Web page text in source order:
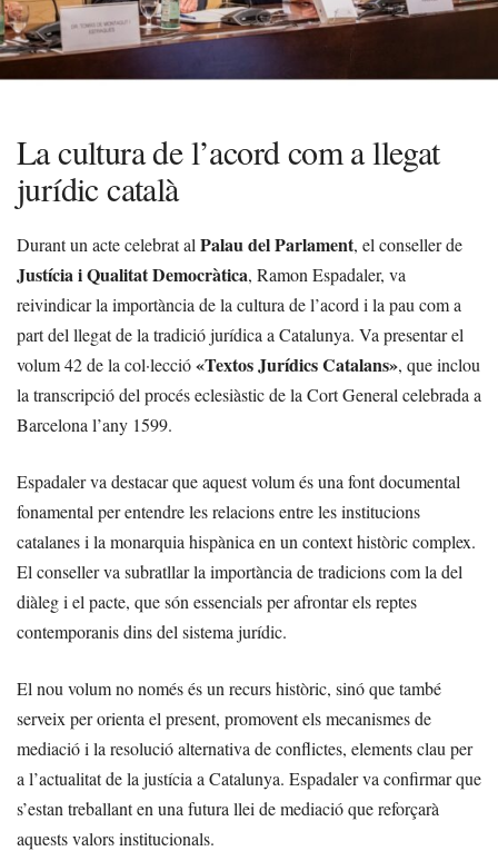
La cultura de l’acord com a llegat
jurídic català
Durant un acte celebrat al Palau del Parlament, el conseller de
Justícia i Qualitat Democràtica, Ramon Espadaler, va
reivindicar la importància de la cultura de l’acord i la pau com a
part del llegat de la tradició jurídica a Catalunya. Va presentar el
volum 42 de la col·lecció«Textos Jurídics Catalans», que inclou
la transcripció del procés eclesiàstic de la Cort General celebrada a
Barcelona l’any 1599.
Espadaler va destacar que aquest volum és una font documental
fonamental per entendre les relacions entre les institucions
catalanes i la monarquia hispànica en un context històric complex.
El conseller va subratllar la importància de tradicions com la del
diàleg i el pacte, que són essencials per afrontar els reptes
contemporanis dins del sistema jurídic.
El nou volum no només és un recurs històric, sinó que també
serveix per orienta el present, promovent els mecanismes de
mediació i la resolució alternativa de conflictes, elements clau per
a l’actualitat de la justícia a Catalunya. Espadaler va confirmar que
s’estan treballant en una futura llei de mediació que reforçarà
aquests valors institucionals.